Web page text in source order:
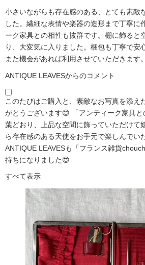
小さいながらも存在感のある、とても素敵
した。繊細な表情や楽器の造形まで丁寧に
ーク家具との相性も抜群です。棚に飾ると
り、大変気に入りました。梱包も丁寧で安
また機会があれば利用させていただきます。
ANTIQUE LEAVESからのコメント
このたびはご購入と、素敵なお写真を添え
がとうございます😊 「アンティーク家具
葉どおり、上品な空間に飾っていただけて
ら存在感のある天使をお手元で楽しんでい
ANTIQUE LEAVESも「フランス雑貨
持ちになりました😍
すべて表示